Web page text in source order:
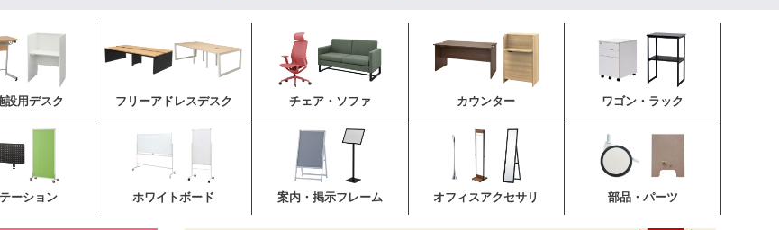
設用デスク フリーアドレスデスク チェア・ソファ カウンター ワゴン・ラック
ーション ホワイトボード 案内・掲示フレーム オフィスアクセサリ 部品・パーツ